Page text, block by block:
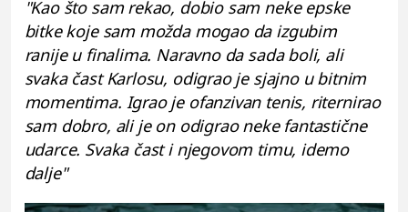
"Kao što sam rekao, dobio sam neke epske
bitke koje sam možda mogao da izgubim
ranije u finalima. Naravno da sada boli, ali
svaka čast Karlosu, odigrao je sjajno u bitnim
momentima. Igrao je ofanzivan tenis, riternirao
sam dobro, ali je on odigrao neke fantastične
udarce. Svaka čast i njegovom timu, idemo
dalje"